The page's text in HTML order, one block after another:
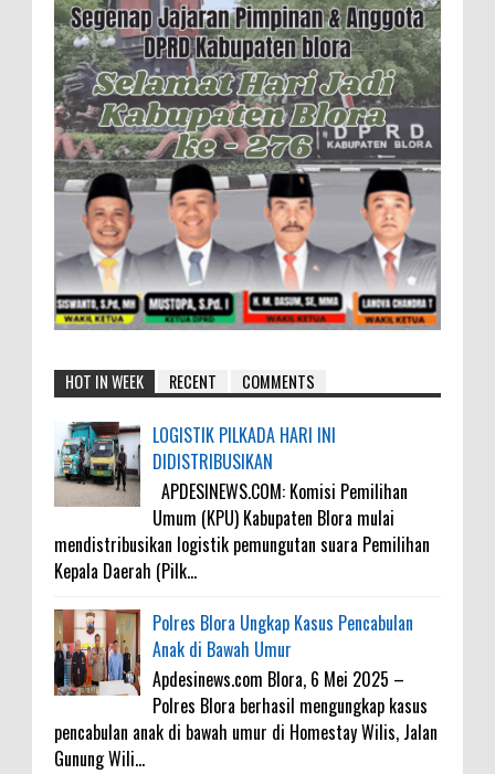
HOT IN WEEK RECENT COMMENTS
LOGISTIK PILKADA HARI INI
DIDISTRIBUSIKAN
APDESINEWS.COM: Komisi Pemilihan
Umum (KPU) Kabupaten Blora mulai
mendistribusikan logistik pemungutan suara Pemilihan
Kepala Daerah (Pilk...
Polres Blora Ungkap Kasus Pencabulan
Anak di Bawah Umur
Apdesinews.com Blora, 6 Mei 2025 –
Polres Blora berhasil mengungkap kasus
pencabulan anak di bawah umur di Homestay Wilis, Jalan
Gunung Wili...